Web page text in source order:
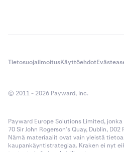
TietosuojailmoitusKäyttöehdot
© 2011 - 2026 Payward, Inc.
Payward Europe Solutions Limited,
70 Sir John Rogerson’s Quay, Dublin,
Nämä materiaalit ovat vain yleistä
kaupankäyntistrategiaa. Kraken ei nyt